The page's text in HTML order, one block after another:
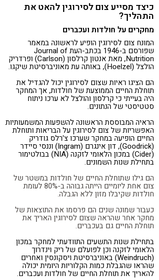
כיצד מסייע צום לסירוגין להאט את
התהליך?
מחקרים על חולדות ועכברים
המונח צום לסירוגין הופיע לראשונה במאמר
שפורסם ב-1946 בכתב-העת Journal of
Nutrition , מאת אנטון קרלסון (Carlson) ופרדריק
הולצל (Hoelzel), באותה עת מאוניברסיטת שיקגו.
הם הציגו ראיות שצום לסירוגין יכול להגדיל את
תוחלת החיים הממוצעת של חולדות, אך המחקר
היה בעייתי כי קרלסון והולצל לא ערכו ניתוח
סטטיסטי של הנתונים.
הראיה המבוססת הראשונה להשפעות המשמעותיות
האפשריות של צום לסירוגין על הבריאות ותוחלת
החיים הופיעה במחקר שערכו צ'רלס גודריק
(Goodrick), דון אינגרם (Ingram) וננסי סיידר
(Cider) במכון הלאומי לזקנה (NIA) בבולטימור
בתחילת שנות השמונים.
הם גילו שתוחלת החיים של חולדות במשטר של
צום אחת ליומיים הייתה גבוהה ב-80% לעומת
חולדות שקיבלו מזון ללא הגבלה.
כעבור שמונה שנים הם פרסמו את התוצאות של
מחקר אחר שהראה שצום לסירוגין האריך את
תוחלת החיים גם בעכברים.
בתחילת שנות התשעים התוודעתי למחקר במכון
הלאומי לזקנה וכן לפועלם של ריק וינדרוך
(Weindruch) באוניברסיטת ויסקונסין ואחרים
שהראו שהגבלת כמות הקלוריות היומית יכולה
להאריך את תוחלת החיים של חולדות ועכברים.